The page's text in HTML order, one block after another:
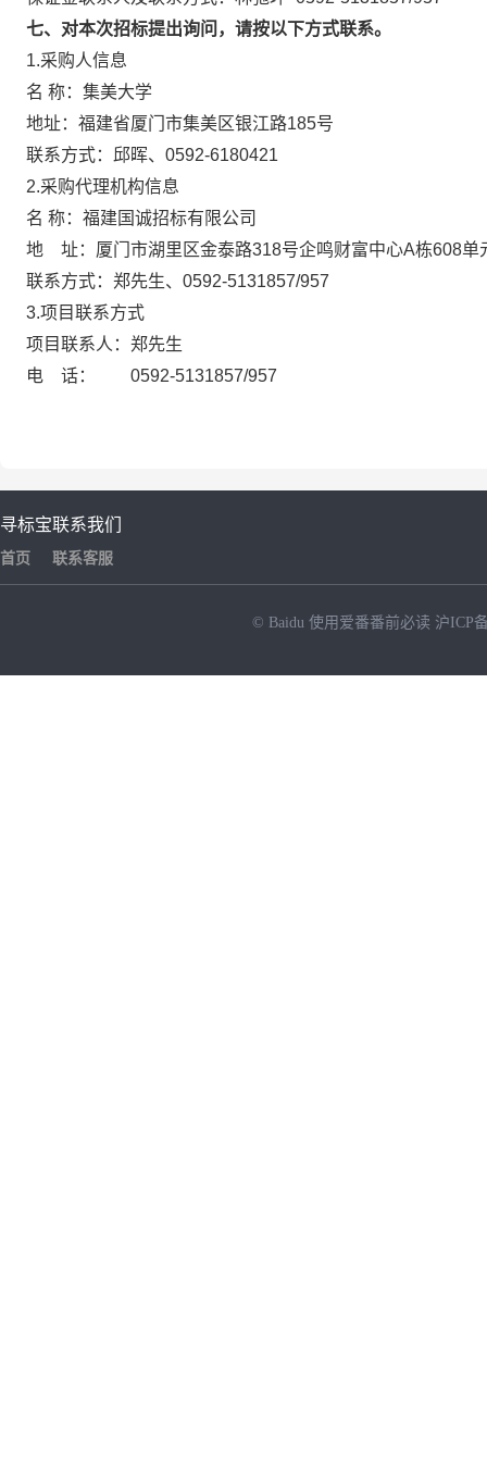
七、对本次招标提出询问，请按以下方式联系。
1.采购人信息
名 称：集美大学
地址：福建省厦门市集美区银江路185号
联系方式：邱晖、0592-6180421
2.采购代理机构信息
名 称：福建国诚招标有限公司
地 址：厦门市湖里区金泰路318号企鸣
联系方式：郑先生、0592-
3.项目联系方式
项目联系人：郑先生
电 话： 0592-5131857/957
寻标宝
首页
联系我们
联系客服
© Baidu 使用爱番番前必读 沪ICP